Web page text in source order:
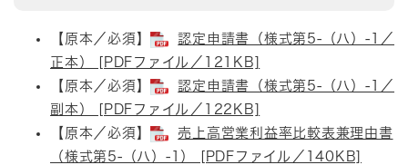
​​【原本／必須】
認定申請書（様式第5-（ハ）-1／
正本） [PDFファイル／121KB]
【原本／必須】
認定申請書（様式第5-（ハ）-1／
副本） [PDFファイル／122KB]
【原本／必須】​
売上高営業利益率比較表兼理由書
（様式第5-（ハ）-1） [PDFファイル／140KB]